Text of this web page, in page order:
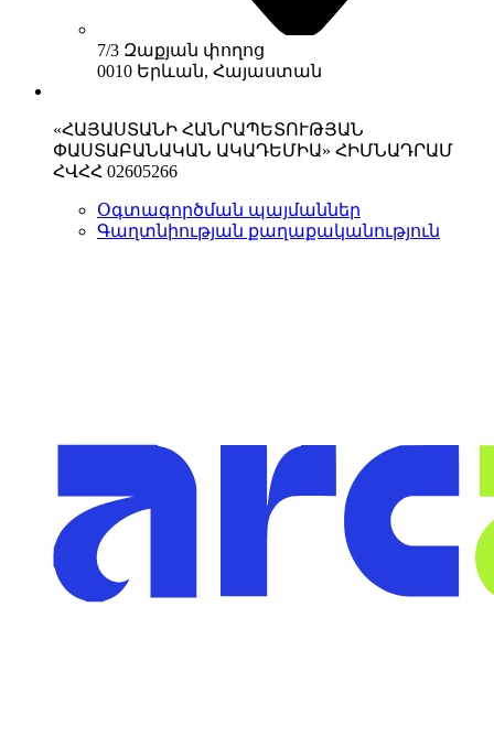
7/3 Զաքյան փողոց
0010 Երևան, Հայաստան
«ՀԱՅԱՍՏԱՆԻ ՀԱՆՐԱՊԵՏՈՒԹՅԱՆ
ՓԱՍՏԱԲԱՆԱԿԱՆ ԱԿԱԴԵՄԻԱ» ՀԻՄՆԱԴՐԱՄ
ՀՎՀՀ 02605266
Օգտագործման պայմաններ
Գաղտնիության քաղաքականություն